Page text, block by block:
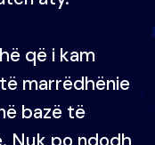
që i kam
marrëdhënie
bazë të
Nuk po ndodh